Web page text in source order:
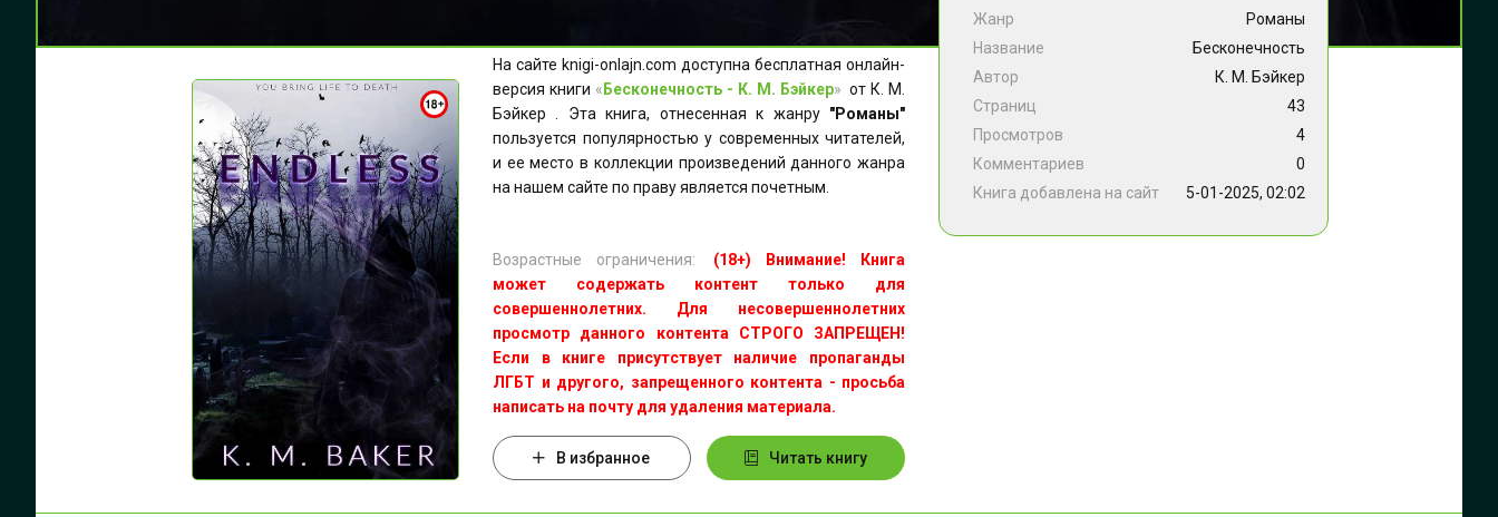
На сайте knigi-onlajn.com доступна бесплатная онлайн-
версия книги « Бесконечность - К. М. Бэйкер» от К. М.
Бэйкер . Эта книга, отнесенная к жанру "Романы"
пользуется популярностью у современных читателей,
и ее место в коллекции произведений данного жанра
на нашем сайте по праву является почетным.
Возрастные ограничения:
(18+) Внимание! Книга
может содержать контент только для
совершеннолетних. Для несовершеннолетних
просмотр данного контента СТРОГО ЗАПРЕЩЕН!
Если в книге присутствует наличие пропаганды
ЛГБТ и другого, запрещенного контента - просьба
написать на почту для удаления материала.
В избранное Читать книгу
Жанр
Романы
Название
Бесконечность
Автор
К. М. Бэйкер
Страниц
43
Просмотров
4
Комментариев
0
Книга добавлена на сайт
5-01-2025, 02:02